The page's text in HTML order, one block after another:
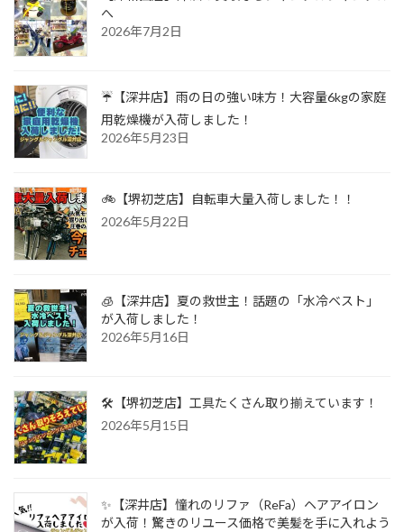
へ
2026年7月2日
☔【深井店】雨の日の強い味方！大容量6kgの家庭
用乾燥機が入荷しました！
2026年5月23日
🚲【堺初芝店】自転車大量入荷しました！！
2026年5月22日
🧊【深井店】夏の救世主！話題の「水冷ベスト」
が入荷しました！
2026年5月16日
🛠️【堺初芝店】工具たくさん取り揃えています！
2026年5月15日
✨【深井店】憧れのリファ（ReFa）ヘアアイロン
が入荷！驚きのリユース価格で美髪を手に入れよう